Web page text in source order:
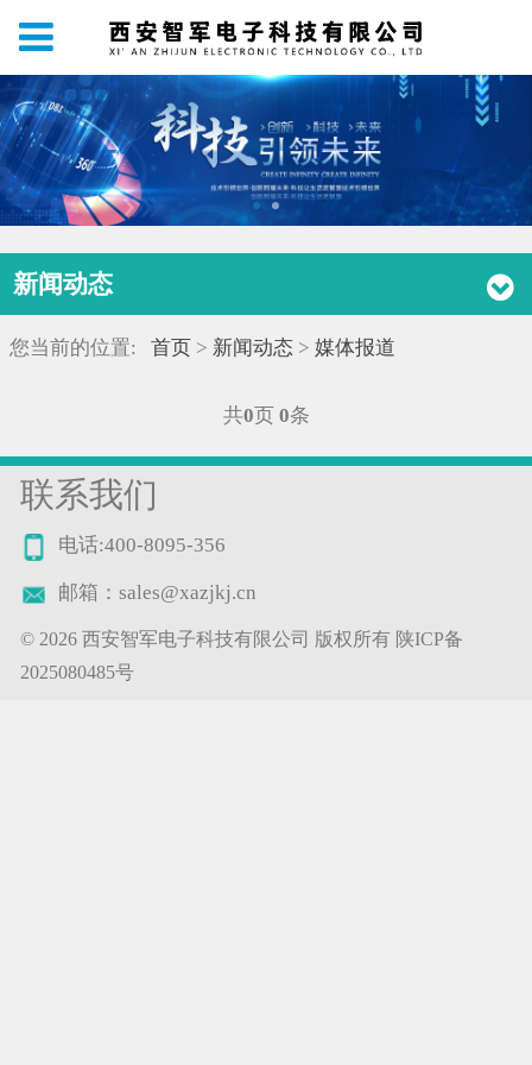
新闻动态
您当前的位置:首页 > 新闻动态 >媒体报道
共0页 0条
联系我们
电话:400-8095-356
邮箱：sales@xazjkj.cn
© 2026 西安智军电子科技有限公司 版权所有 陕ICP备
2025080485号